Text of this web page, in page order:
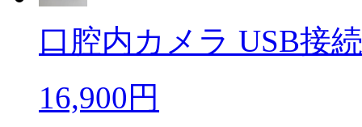
口腔内カメラ USB接
16,900円